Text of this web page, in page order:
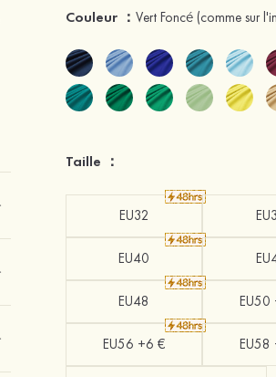
Couleur ：Vert Foncé (comme sur
Taille ：
EU32
EU40
EU48 EU50
EU56 +6 € EU58